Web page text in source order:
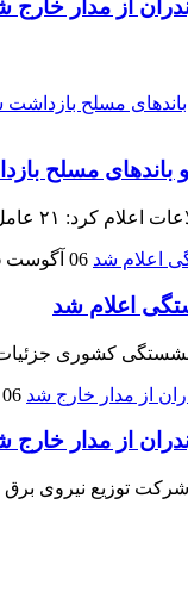
در استان کرمان شناسایی و بازداشت شدند.
06 آگوست 2026
اعلام شد
کشوری
06 آگوست 2026
از شناسایی و جمع‌آوری ۱۹